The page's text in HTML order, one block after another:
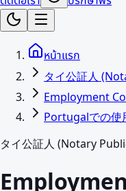
หน้าแรก
タイ公証人
Employment
Portugalでの使
タイ公証人 (Notary